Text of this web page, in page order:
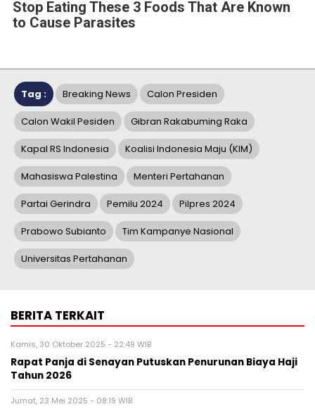
Stop Eating These 3 Foods That Are Known
to Cause Parasites
Tag : Breaking News Calon Presiden
Calon Wakil Pesiden Gibran Rakabuming Raka
Kapal RS Indonesia Koalisi Indonesia Maju (KIM)
Mahasiswa Palestina Menteri Pertahanan
Partai Gerindra Pemilu 2024 Pilpres 2024
Prabowo Subianto Tim Kampanye Nasional
Universitas Pertahanan
BERITA TERKAIT
Kamis, 30 Oktober 2025 - 22:49 WIB
Rapat Panja di Senayan Putuskan Penurunan Biaya Haji
Tahun 2026
Jumat, 23 Mei 2025 - 08:19 WIB